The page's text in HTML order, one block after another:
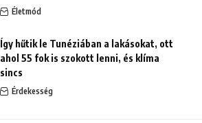
Életmód
Így hűtik le Tunéziában a lakásokat, ott
ahol 55 fok is szokott lenni, és klíma
sincs
Érdekesség